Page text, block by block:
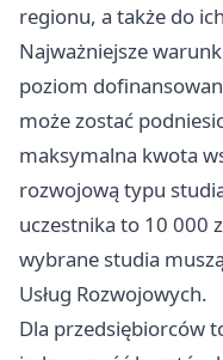
regionu, a także do
Najważniejsze
poziom
może zostać
maksymalna kwota
rozwojową typu
uczestnika to 10 000
wybrane studia
Usług Rozwojowych.
Dla przedsiębiorców